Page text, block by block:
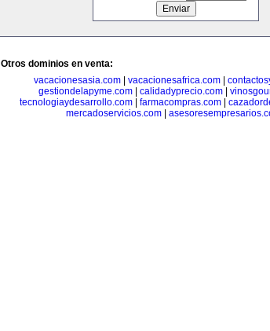
Otros dominios en venta:
vacacionesasia.com
vacacionesafrica.com
gestiondelapyme.com
calidadyprecio.com
tecnologiaydesarrollo.com
farmacompras.com
mercadoservicios.com|